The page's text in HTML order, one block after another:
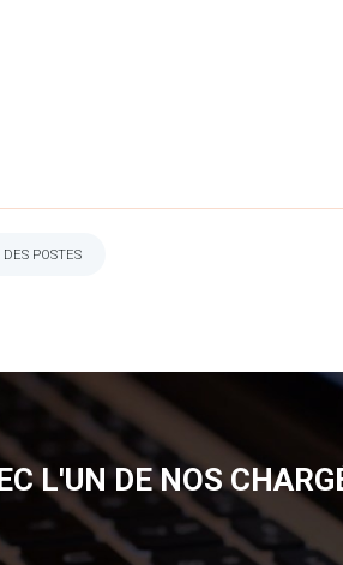
POSTES
L'UN DE NOS